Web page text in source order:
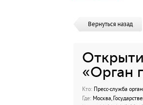
Вернуться назад
«Орган
Кто:Пресс-служба
Где:Москва,